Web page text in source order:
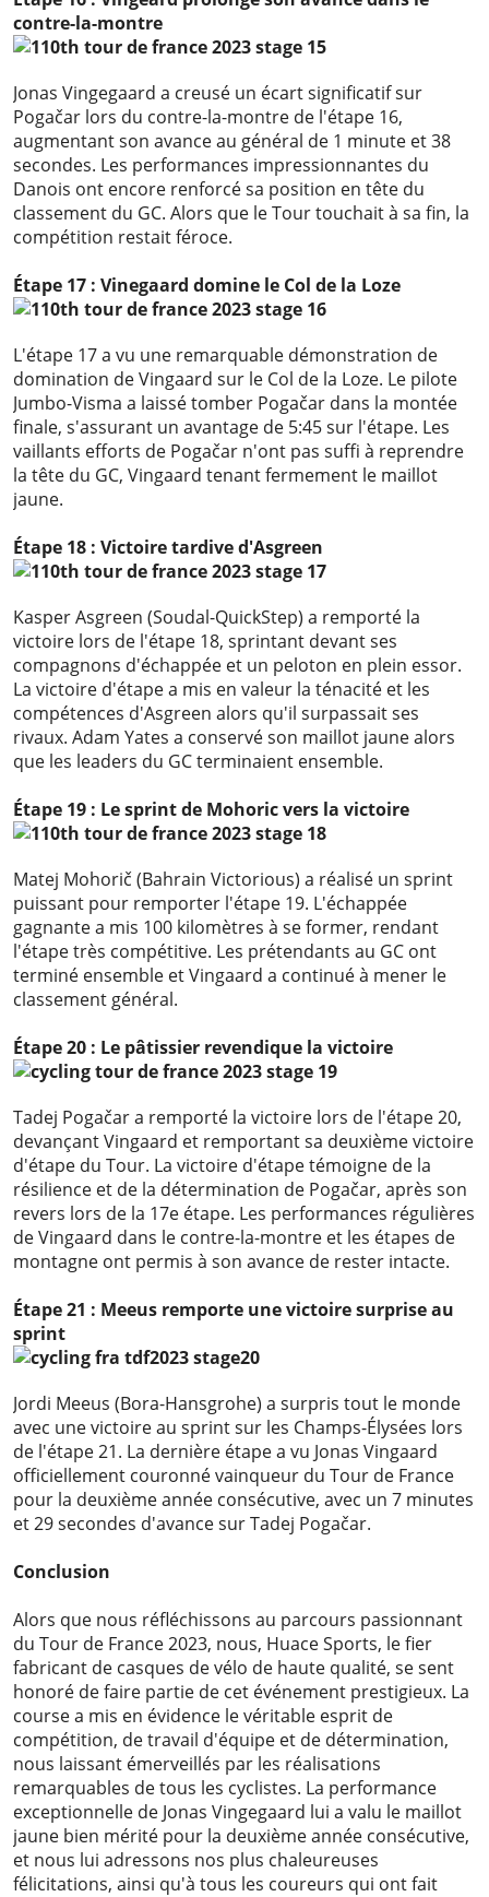
contre-la-montre
Jonas Vingegaard a creusé un écart significatif sur
Pogačar lors du contre-la-montre de l'étape 16,
augmentant son avance au général de 1 minute et 38
secondes. Les performances impressionnantes du
Danois ont encore renforcé sa position en tête du
classement du GC. Alors que le Tour touchait à sa fin, la
compétition restait féroce.
Étape 17 : Vinegaard domine le Col de la Loze
L'étape 17 a vu une remarquable démonstration de
domination de Vingaard sur le Col de la Loze. Le pilote
Jumbo-Visma a laissé tomber Pogačar dans la montée
finale, s'assurant un avantage de 5:45 sur l'étape. Les
vaillants efforts de Pogačar n'ont pas suffi à reprendre
la tête du GC, Vingaard tenant fermement le maillot
jaune.
Étape 18 : Victoire tardive d'Asgreen
Kasper Asgreen (Soudal-QuickStep) a remporté la
victoire lors de l'étape 18, sprintant devant ses
compagnons d'échappée et un peloton en plein essor.
La victoire d'étape a mis en valeur la ténacité et les
compétences d'Asgreen alors qu'il surpassait ses
rivaux. Adam Yates a conservé son maillot jaune alors
que les leaders du GC terminaient ensemble.
Étape 19 : Le sprint de Mohoric vers la victoire
Matej Mohorič (Bahrain Victorious) a réalisé un sprint
puissant pour remporter l'étape 19. L'échappée
gagnante a mis 100 kilomètres à se former, rendant
l'étape très compétitive. Les prétendants au GC ont
terminé ensemble et Vingaard a continué à mener le
classement général.
Étape 20 : Le pâtissier revendique la victoire
Tadej Pogačar a remporté la victoire lors de l'étape 20,
devançant Vingaard et remportant sa deuxième victoire
d'étape du Tour. La victoire d'étape témoigne de la
résilience et de la détermination de Pogačar, après son
revers lors de la 17e étape. Les performances régulières
de Vingaard dans le contre-la-montre et les étapes de
montagne ont permis à son avance de rester intacte.
Étape 21 : Meeus remporte une victoire surprise au
sprint
Jordi Meeus (Bora-Hansgrohe) a surpris tout le monde
avec une victoire au sprint sur les Champs-Élysées lors
de l'étape 21. La dernière étape a vu Jonas Vingaard
officiellement couronné vainqueur du Tour de France
pour la deuxième année consécutive, avec un 7 minutes
et 29 secondes d'avance sur Tadej Pogačar.
Conclusion
Alors que nous réfléchissons au parcours passionnant
du Tour de France 2023, nous, Huace Sports, le fier
fabricant de casques de vélo de haute qualité, se sent
honoré de faire partie de cet événement prestigieux. La
course a mis en évidence le véritable esprit de
compétition, de travail d'équipe et de détermination,
nous laissant émerveillés par les réalisations
remarquables de tous les cyclistes. La performance
exceptionnelle de Jonas Vingegaard lui a valu le maillot
jaune bien mérité pour la deuxième année consécutive,
et nous lui adressons nos plus chaleureuses
félicitations, ainsi qu'à tous les coureurs qui ont fait